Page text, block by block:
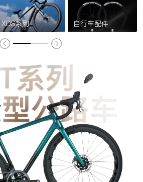
XDS系列 自行车配件